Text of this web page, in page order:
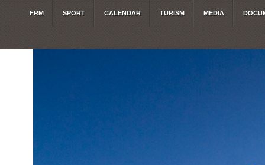
FRM SPORT CALENDAR TURISM MEDIA